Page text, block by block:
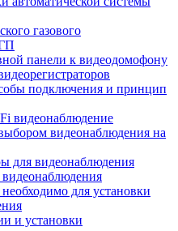
газового
панели к видеодомофону
подключения и принцип
видеонаблюдение
видеонаблюдения на
для видеонаблюдения
для установки
и установки